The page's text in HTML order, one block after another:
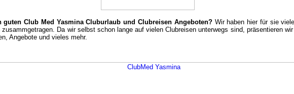
guten Club Med Yasmina Cluburlaub und Clubreisen Angeboten?Wir haben hier für sie
Da wir selbst schon lange auf vielen Clubreisen unterwegs sind, präsentieren
Angebote und vieles mehr.